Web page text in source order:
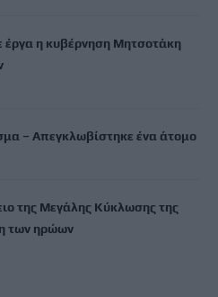
η κυβέρνηση Μητσοτάκη
– Απεγκλωβίστηκε ένα άτομο
της Μεγάλης Κύκλωσης της
των ηρώων